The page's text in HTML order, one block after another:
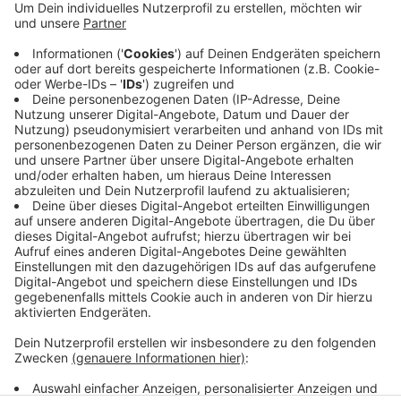
Voraussetzung: Fachoberschulreife (Mittlere
Schrift.
Interessenten wenden sich bitte an die Agentur für
Arbeit Solingen-Wuppertal, erreichbar unter der
Tel. Nr. 0800/ 4 5555 20
Veröffentlicht:Dienstag, 04.06.2019 11:18
Anzeige
Anzeige